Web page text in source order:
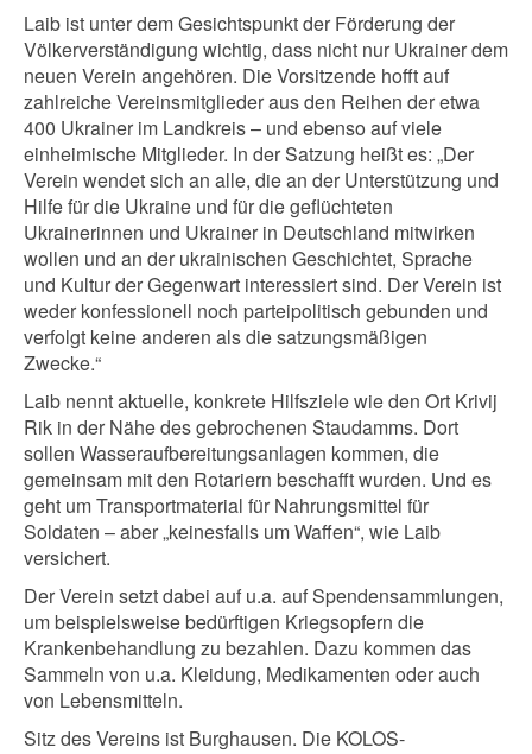
Laib ist unter dem Gesichtspunkt der Förderung der
Völkerverständigung wichtig, dass nicht nur Ukrainer dem
neuen Verein angehören. Die Vorsitzende hofft auf
zahlreiche Vereinsmitglieder aus den Reihen der etwa
400 Ukrainer im Landkreis – und ebenso auf viele
einheimische Mitglieder. In der Satzung heißt es: „Der
Verein wendet sich an alle, die an der Unterstützung und
Hilfe für die Ukraine und für die geflüchteten
Ukrainerinnen und Ukrainer in Deutschland mitwirken
wollen und an der ukrainischen Geschichtet, Sprache
und Kultur der Gegenwart interessiert sind. Der Verein ist
weder konfessionell noch parteipolitisch gebunden und
verfolgt keine anderen als die satzungsmäßigen
Zwecke.“
Laib nennt aktuelle, konkrete Hilfsziele wie den Ort Krivij
Rik in der Nähe des gebrochenen Staudamms. Dort
sollen Wasseraufbereitungsanlagen kommen, die
gemeinsam mit den Rotariern beschafft wurden. Und es
geht um Transportmaterial für Nahrungsmittel für
Soldaten – aber „keinesfalls um Waffen“, wie Laib
versichert.
Der Verein setzt dabei auf u.a. auf Spendensammlungen,
um beispielsweise bedürftigen Kriegsopfern die
Krankenbehandlung zu bezahlen. Dazu kommen das
Sammeln von u.a. Kleidung, Medikamenten oder auch
von Lebensmitteln.
Sitz des Vereins ist Burghausen. Die KOLOS-